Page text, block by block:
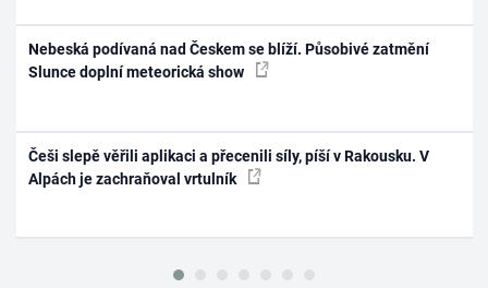
Nebeská podívaná nad Českem se blíží. Působivé zatmění
Slunce doplní meteorická show
Češi slepě věřili aplikaci a přecenili síly, píší v Rakousku. V
Alpách je zachraňoval vrtulník